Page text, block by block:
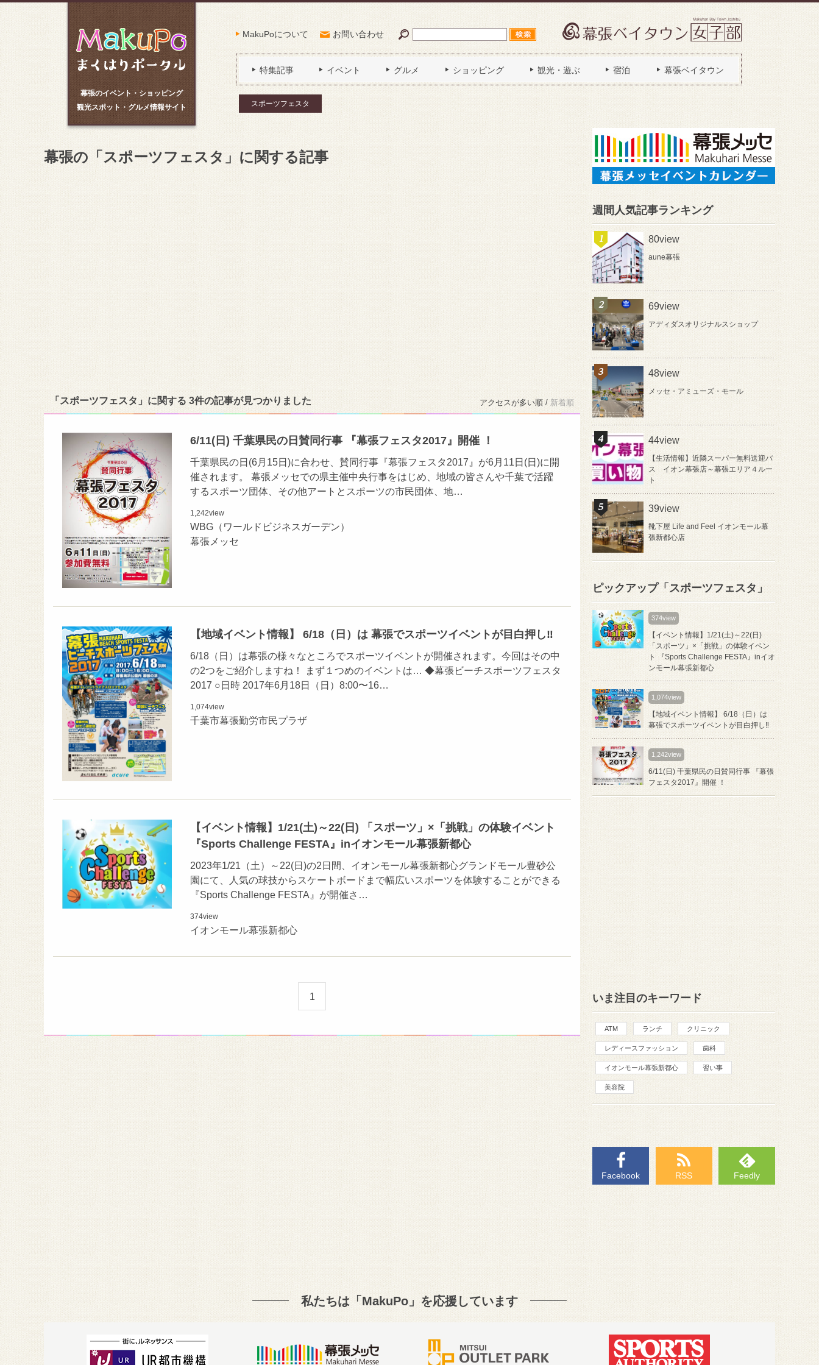
幕張のイベント・ショッピング
観光スポット・グルメ情報サイト
MakuPoについて お問い合わせ
特集記事 イベント グルメ ショッピング 観光・遊ぶ 宿泊 幕張ベイタウン
スポーツフェスタ
幕張の「スポーツフェスタ」に関する記事
「スポーツフェスタ」に関する 3件の記事が見つかりました アクセスが多い順 / 新着順
6/11(日) 千葉県民の日賛同行事 『幕張フェスタ2017』開催 ！
千葉県民の日(6月15日)に合わせ、賛同行事『幕張フェスタ2017』が6月11日(日)に開
催されます。 幕張メッセでの県主催中央行事をはじめ、地域の皆さんや千葉で活躍
するスポーツ団体、その他アートとスポーツの市民団体、地…
1,242view
WBG（ワールドビジネスガーデン）
幕張メッセ
【地域イベント情報】 6/18（日）は 幕張でスポーツイベントが目白押し‼︎
6/18（日）は幕張の様々なところでスポーツイベントが開催されます。今回はその中
の2つをご紹介しますね！ まず１つめのイベントは… ◆幕張ビーチスポーツフェスタ
2017 ○日時 2017年6月18日（日）8:00〜16…
1,074view
千葉市幕張勤労市民プラザ
【イベント情報】1/21(土)～22(日) 「スポーツ」×「挑戦」の体験イベント
『Sports Challenge FESTA』inイオンモール幕張新都心
2023年1/21（土）～22(日)の2日間、イオンモール幕張新都心グランドモール豊砂公
園にて、人気の球技からスケートボードまで幅広いスポーツを体験することができる
『Sports Challenge FESTA』が開催さ…
374view
イオンモール幕張新都心
1
週間人気記事ランキング
80view
aune幕張
69view
アディダスオリジナルスショップ
48view
メッセ・アミューズ・モール
44view
【生活情報】近隣スーパー無料送迎バ
ス イオン幕張店～幕張エリア４ルー
ト
39view
靴下屋 Life and Feel イオンモール幕
張新都心店
ピックアップ「スポーツフェスタ」
374view
【イベント情報】1/21(土)～22(日)
「スポーツ」×「挑戦」の体験イベン
ト 『Sports Challenge FESTA』inイオ
ンモール幕張新都心
1,074view
【地域イベント情報】 6/18（日）は
幕張でスポーツイベントが目白押し‼︎
1,242view
6/11(日) 千葉県民の日賛同行事 『幕張
フェスタ2017』開催 ！
いま注目のキーワード
ATM ランチ クリニック
レディースファッション 歯科
イオンモール幕張新都心 習い事
美容院
Facebook RSS Feedly
私たちは「MakuPo」を応援しています